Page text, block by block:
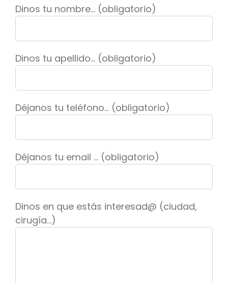
Dinos tu nombre... (obligatorio)
Dinos tu apellido... (obligatorio)
Déjanos tu teléfono... (obligatorio)
Déjanos tu email ... (obligatorio)
Dinos en que estás interesad@ (ciudad,
cirugía...)